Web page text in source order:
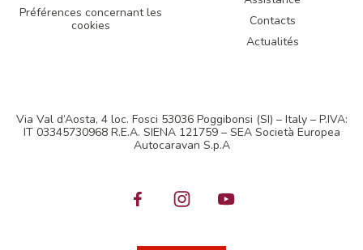
Préférences concernant les
cookies
Contacts
Actualités
Via Val d’Aosta, 4 loc. Fosci 53036 Poggibonsi (SI) – Italy – P.IVA:
IT 03345730968 R.E.A. SIENA 121759 – SEA Società Europea
Autocaravan S.p.A